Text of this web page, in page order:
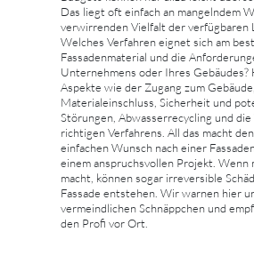
Das liegt oft einfach an mangelndem
verwirrenden Vielfalt der verfügbaren
Welches Verfahren eignet sich am
Fassadenmaterial und die
Unternehmens oder Ihres Gebäudes?
Aspekte wie der Zugang zum Gebäude,
Materialeinschluss, Sicherheit und
Störungen, Abwasserrecycling und die
richtigen Verfahrens. All das macht
einfachen Wunsch nach einer
einem anspruchsvollen Projekt. Wenn
macht, können sogar irreversible
Fassade entstehen. Wir warnen hier
vermeindlichen Schnäppchen und
den Profi vor Ort.